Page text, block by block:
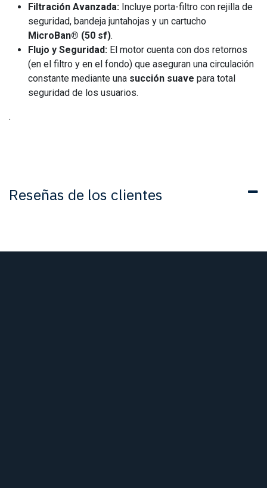
Filtración Avanzada: Incluye porta-filtro con rejilla de
seguridad, bandeja juntahojas y un cartucho
MicroBan® (50 sf).
Flujo y Seguridad: El motor cuenta con dos retornos
(en el filtro y en el fondo) que aseguran una circulación
constante mediante una succión suave para total
seguridad de los usuarios.
.
Reseñas de los clientes